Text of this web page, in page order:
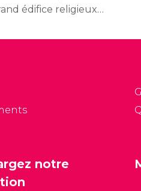
édifice religieux
basilique permet
notre